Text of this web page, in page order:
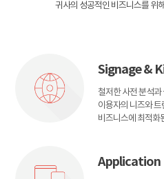
귀사의 성공적인 비즈니스를 위
Signage &
철저한 사전 분석과
이용자의 니즈와 트
비즈니스에 최적화
Application